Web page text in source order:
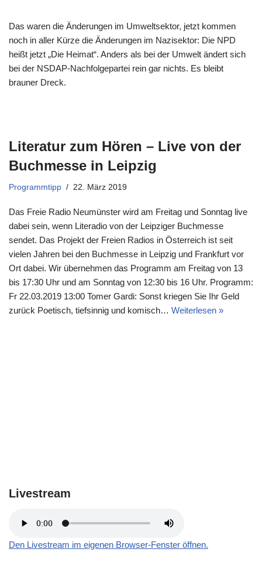
Das waren die Änderungen im Umweltsektor, jetzt kommen
noch in aller Kürze die Änderungen im Nazisektor: Die NPD
heißt jetzt „Die Heimat“. Anders als bei der Umwelt ändert sich
bei der NSDAP-Nachfolgepartei rein gar nichts. Es bleibt
brauner Dreck.
Literatur zum Hören – Live von der
Buchmesse in Leipzig
Programmtipp 22. März 2019
Das Freie Radio Neumünster wird am Freitag und Sonntag live
dabei sein, wenn Literadio von der Leipziger Buchmesse
sendet. Das Projekt der Freien Radios in Österreich ist seit
vielen Jahren bei den Buchmesse in Leipzig und Frankfurt vor
Ort dabei. Wir übernehmen das Programm am Freitag von 13
bis 17:30 Uhr und am Sonntag von 12:30 bis 16 Uhr. Programm:
Fr 22.03.2019 13:00 Tomer Gardi: Sonst kriegen Sie Ihr Geld
zurück Poetisch, tiefsinnig und komisch… Weiterlesen »
Livestream
Den Livestream im eigenen Browser-Fenster öffnen.